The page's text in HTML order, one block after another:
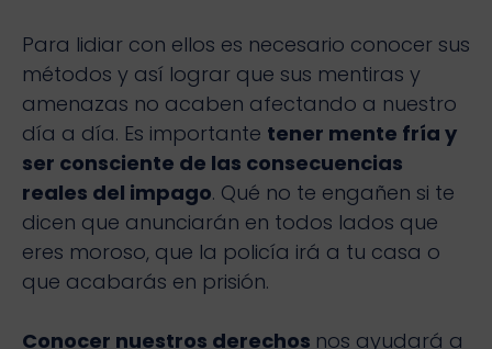
Para lidiar con ellos es necesario conocer sus
métodos y así lograr que sus mentiras y
amenazas no acaben afectando a nuestro
día a día. Es importante tener mente fría y
ser consciente de las consecuencias
reales del impago. Qué no te engañen si te
dicen que anunciarán en todos lados que
eres moroso, que la policía irá a tu casa o
que acabarás en prisión.
Conocer nuestros derechos nos ayudará a